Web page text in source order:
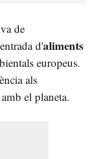
de
d'aliments
europeus.
als
el planeta.